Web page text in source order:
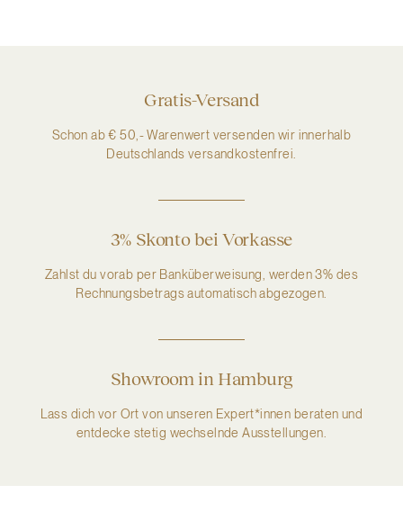
Gratis-Versand
Schon ab € 50,- Warenwert versenden wir innerhalb
Deutschlands versandkostenfrei.
3% Skonto bei Vorkasse
Zahlst du vorab per Banküberweisung, werden 3% des
Rechnungsbetrags automatisch abgezogen.
Showroom in Hamburg
Lass dich vor Ort von unseren Expert*innen beraten und
entdecke stetig wechselnde Ausstellungen.